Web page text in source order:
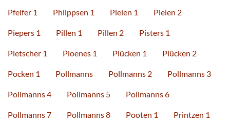
Pfeifer 1 Phlippsen 1 Pielen 1 Pielen 2
Piepers 1 Pillen 1 Pillen 2 Pisters 1
Pletscher 1 Ploenes 1 Plücken 1 Plücken 2
Pocken 1 Pollmanns Pollmanns 2 Pollmanns 3
Pollmanns 4 Pollmanns 5 Pollmanns 6
Pollmanns 7 Pollmanns 8 Pooten 1 Printzen 1